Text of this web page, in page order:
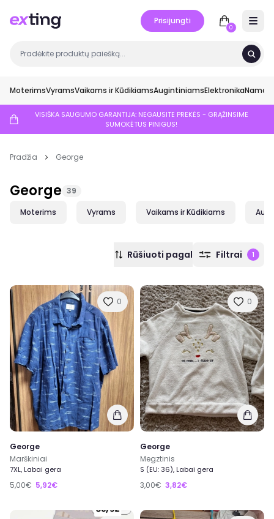
Prisijungti
0
MoterimsVyramsVaikams ir KūdikiamsAugintiniamsElektronikaNamai
VISIŠKA SAUGUMO GARANTIJA: NEGAUSITE PREKĖS - GRĄŽINSIME
SUMOKĖTUS PINIGUS!
Pradžia George
George 39
Moterims Vyrams Vaikams ir Kūdikiams
Rūšiuoti pagal Filtrai 1
0
George
Marškiniai
7XL, Labai gera
5,00€ 5,92€
0
George
Megztinis
S (EU: 36), Labai gera
3,00€ 3,82€